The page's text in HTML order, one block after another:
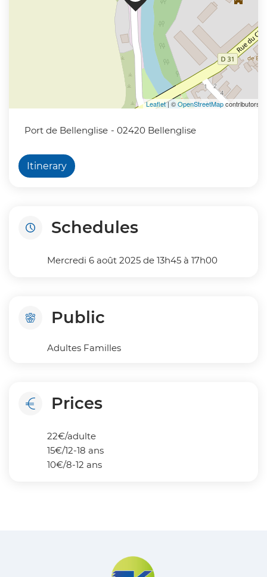
Leaflet| ©OpenStreetMapcontributors
Port de Bellenglise - 02420 Bellenglise
Itinerary
Schedules
Mercredi 6 août 2025 de 13h45 à 17h00
Public
Adultes Familles
Prices
22€/adulte
15€/12-18 ans
10€/8-12 ans